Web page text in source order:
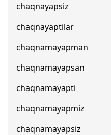
chaqnayapsiz
chaqnayaptilar
chaqnamayapman
chaqnamayapsan
chaqnamayapti
chaqnamayapmiz
chaqnamayapsiz